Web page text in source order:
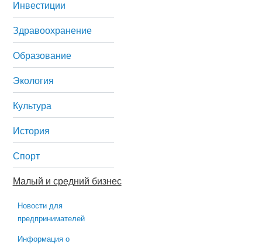
Инвестиции
Здравоохранение
Образование
Экология
Культура
История
Спорт
Малый и средний бизнес
Новости для
предпринимателей
Информация о